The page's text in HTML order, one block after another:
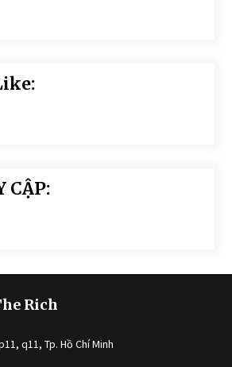
CẬP:
Rich
q11, Tp. Hồ Chí Minh